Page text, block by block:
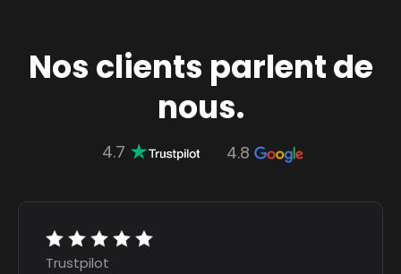
Nos clients parlent de
nous.
4.7 4.8
Trustpilot